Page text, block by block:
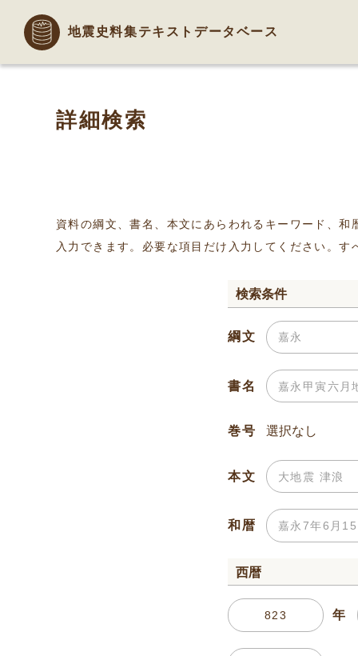
地震史料集テキストデータベース
詳細検索
資料の綱文、書名、本文にあらわれるキーワード、
入力できます。必要な項目だけ入力してください。
検索条件
綱文
書名
巻号
本文
和暦
西暦
年